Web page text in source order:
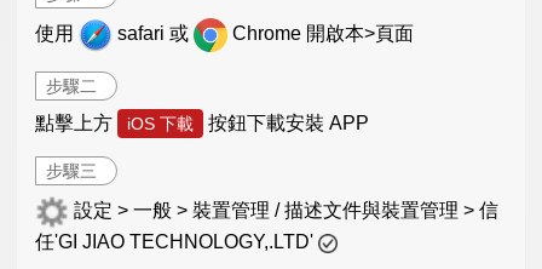
使用 safari 或 Chrome 開啟本>頁面
步驟二
點擊上方 iOS 下載 按鈕下載安裝 APP
步驟三
設定 > 一般 > 裝置管理 / 描述文件與裝置管理 > 信
任'GI JIAO TECHNOLOGY,.LTD'